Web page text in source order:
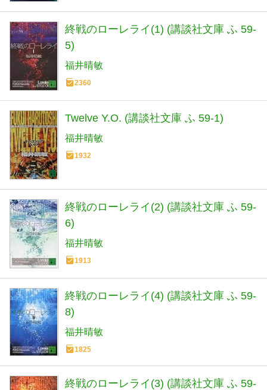
終戦のローレライ(1) (講談社文庫 ふ 59-
5)
福井晴敏
2360
Twelve Y.O. (講談社文庫 ふ 59-1)
福井晴敏
1932
終戦のローレライ(2) (講談社文庫 ふ 59-
6)
福井晴敏
1913
終戦のローレライ(4) (講談社文庫 ふ 59-
8)
福井晴敏
1825
終戦のローレライ(3) (講談社文庫 ふ 59-